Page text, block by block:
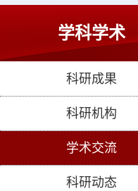
学科学术
科研成果
科研机构
学术交流
科研动态